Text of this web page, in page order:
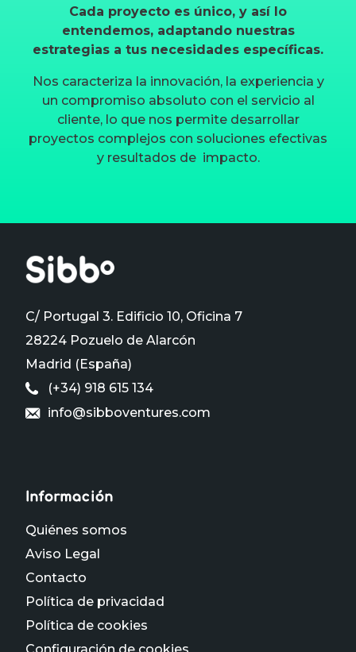
Cada proyecto es único, y así lo
entendemos, adaptando nuestras
estrategias a tus necesidades específicas.
Nos caracteriza la innovación, la experiencia y
un compromiso absoluto con el servicio al
cliente, lo que nos permite desarrollar
proyectos complejos con soluciones efectivas
y resultados de impacto.
C/ Portugal 3. Edificio 10, Oficina 7
28224 Pozuelo de Alarcón
Madrid (España)
(+34) 918 615 134
info@sibboventures.com
Información
Quiénes somos
Aviso Legal
Contacto
Política de privacidad
Política de cookies